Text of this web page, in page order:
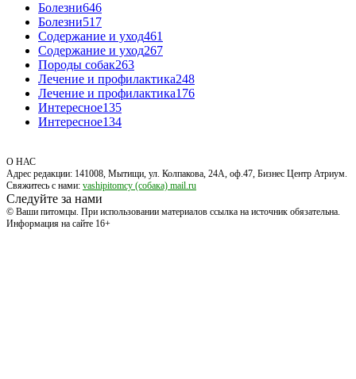
Болезни646
Болезни517
Содержание и уход461
Содержание и уход267
Породы собак263
Лечение и профилактика248
Лечение и профилактика176
Интересное135
Интересное134
О НАС
Адрес редакции: 141008, Мытищи, ул. Колпакова, 24А, оф.47, Бизнес Центр Атриум.
Свяжитесь с нами: vashipitomcy (собака) mail.ru
Следуйте за нами
© Ваши питомцы. При использовании материалов ссылка на источник обязательна.
Информация на сайте 16+